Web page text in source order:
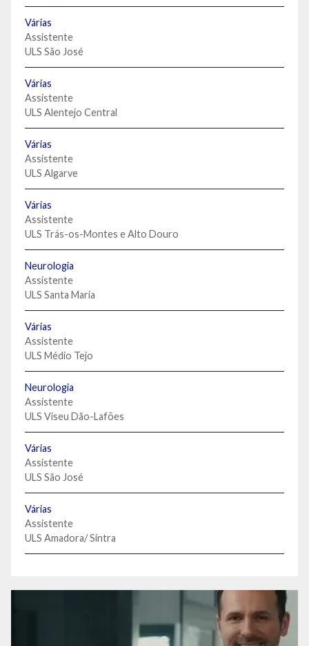
Várias
Assistente
ULS São José
Várias
Assistente
ULS Alentejo Central
Várias
Assistente
ULS Algarve
Várias
Assistente
ULS Trás-os-Montes e Alto Douro
Neurologia
Assistente
ULS Santa Maria
Várias
Assistente
ULS Médio Tejo
Neurologia
Assistente
ULS Viseu Dão-Lafões
Várias
Assistente
ULS São José
Várias
Assistente
ULS Amadora/ Sintra